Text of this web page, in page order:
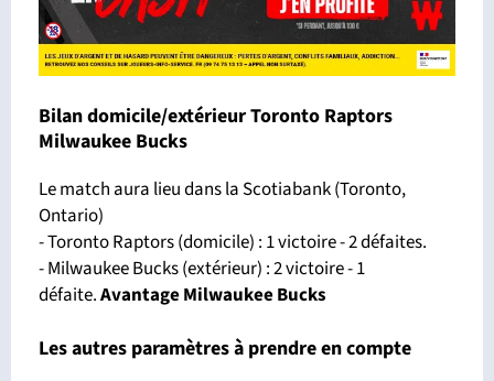
Bilan domicile/extérieur Toronto Raptors
Milwaukee Bucks
Le match aura lieu dans la Scotiabank (Toronto,
Ontario)
- Toronto Raptors (domicile) : 1 victoire - 2 défaites.
- Milwaukee Bucks (extérieur) : 2 victoire - 1
défaite.Avantage Milwaukee Bucks
Les autres paramètres à prendre en compte